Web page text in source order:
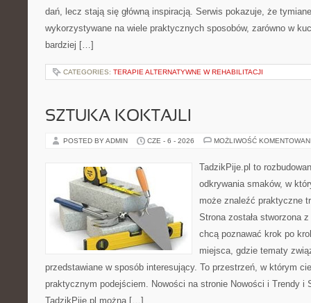
dań, lecz stają się główną inspiracją. Serwis pokazuje, że
wykorzystywane na wiele praktycznych sposobów, zarówno w
bardziej […]
CATEGORIES: TERAPIE ALTERNATYWNE W REHABILITACJI
SZTUKA KOKTAJLI
POSTED BY ADMIN CZE - 6 - 2026 MOŻLIWOŚĆ
TadzikPije.pl to
odkrywania smaków, w
może znaleźć praktyczne
Strona została stworzona
chcą poznawać krok po
miejsca, gdzie tematy
przedstawiane w sposób interesujący. To przestrzeń, w którym
praktycznym podejściem. Nowości na stronie Nowości i Trendy i
TadzikPije.pl można […]